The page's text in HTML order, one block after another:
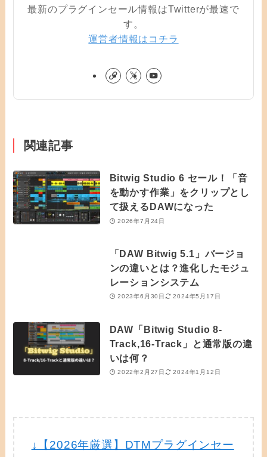
最新のプラグインセール情報はTwitterが最速で
す。
運営者情報はコチラ
関連記事
Bitwig Studio 6 セール！「音
を動かす作業」をクリップとし
て扱えるDAWになった
2026年7月24日
「DAW Bitwig 5.1」バージョ
ンの違いとは？進化したモジュ
レーションシステム
2023年6月30日 2024年5月17日
DAW「Bitwig Studio 8-
Track,16-Track」と通常版の違
いは何？
2022年2月27日 2024年1月12日
↓【2026年厳選】DTMプラグインセー